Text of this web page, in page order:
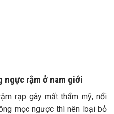
ngực rậm ở nam giới
rạp gây mất thẩm mỹ, nổi
mọc ngược thì nên loại bỏ